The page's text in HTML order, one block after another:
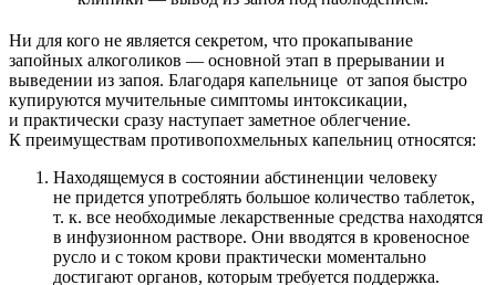
Ни для кого не является секретом, что прокапывание
запойных алкоголиков — основной этап в прерывании и
выведении из запоя. Благодаря капельнице от запоя быстро
купируются мучительные симптомы интоксикации,
и практически сразу наступает заметное облегчение.
К преимуществам противопохмельных капельниц относятся:
Находящемуся в состоянии абстиненции человеку
не придется употреблять большое количество таблеток,
т. к. все необходимые лекарственные средства находятся
в инфузионном растворе. Они вводятся в кровеносное
русло и с током крови практически моментально
достигают органов, которым требуется поддержка.